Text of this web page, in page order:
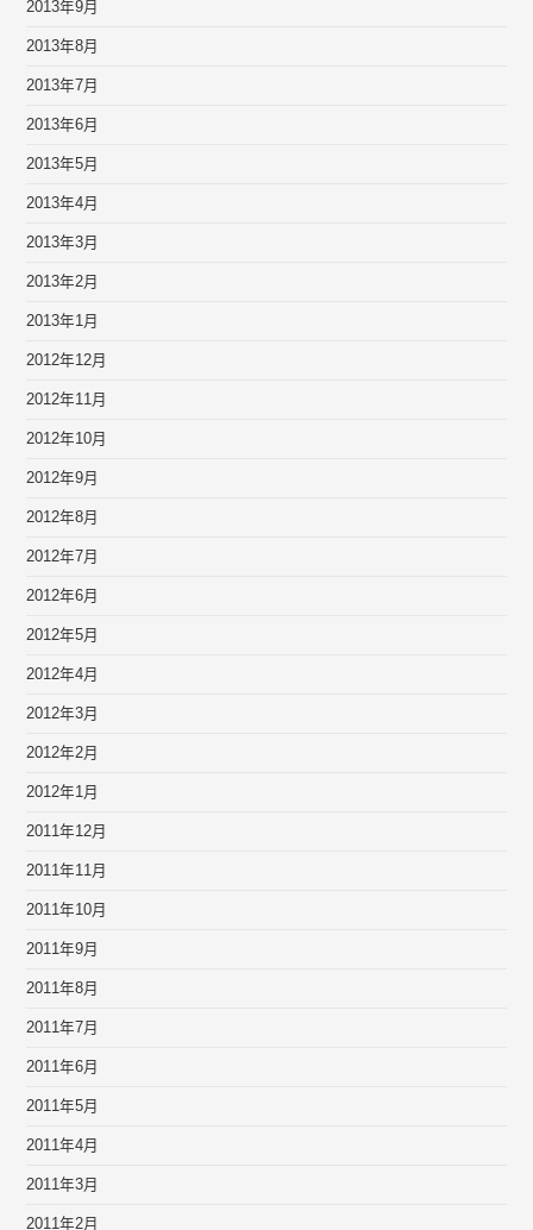
2013年9月
2013年8月
2013年7月
2013年6月
2013年5月
2013年4月
2013年3月
2013年2月
2013年1月
2012年12月
2012年11月
2012年10月
2012年9月
2012年8月
2012年7月
2012年6月
2012年5月
2012年4月
2012年3月
2012年2月
2012年1月
2011年12月
2011年11月
2011年10月
2011年9月
2011年8月
2011年7月
2011年6月
2011年5月
2011年4月
2011年3月
2011年2月